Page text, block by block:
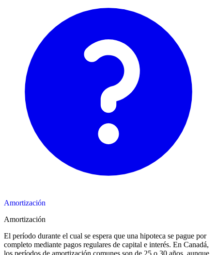
Amortización
Amortización
El período durante el cual se espera que una hipoteca se pague por
completo mediante pagos regulares de capital e interés. En Canadá,